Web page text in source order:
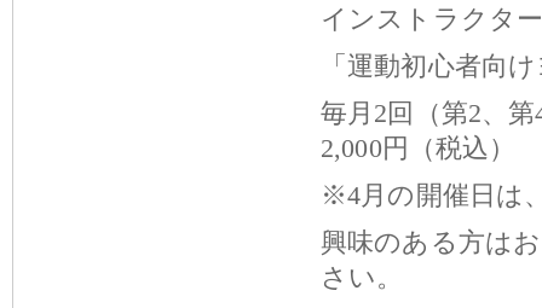
インストラクタ
「運動初心者向
毎月2回（第2、
2,000円（税込）
※4月の開催日は
興味のある方は
さい。